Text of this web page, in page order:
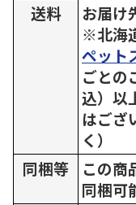
送料
お届け
※北海
ペット
ごとの
込）以
はござ
く）
同梱等
この商
同梱可